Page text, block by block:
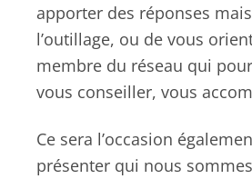
apporter des réponses
l’outillage, ou de vous
membre du réseau qui
vous conseiller, vous
Ce sera l’occasion
présenter qui nous